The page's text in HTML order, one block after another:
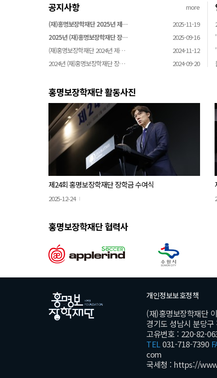
공지사항
more
(재)홍명보장학재단 2025년 제…
2025-11-19
2025년 (재)홍명보장학재단 장…
2025-09-16
(재)홍명보장학재단 2024년 제…
2024-11-12
2024년 (재)홍명보장학재단 장…
2024-09-20
홍명보장학재단 활동사진
제24회 홍명보장학재단 장학금 수여식
2025-12-24
홍명보장학재단 협력사
개인정보보호정책
(재)홍명보장학재단
경기도 성남시 분당
고유번호 : 220-82-
TEL031-718-7390
com
국세청 : https://